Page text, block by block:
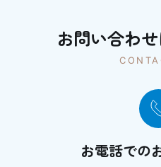
お問い合わ
お電話での